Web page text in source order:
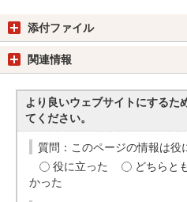
添付ファイル
関連情報
より良いウェブサイトにするた
てください。
質問：このページの情報は役
役に立った
どちらと
かった